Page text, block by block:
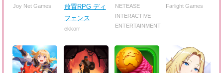
Joy Net Games
放置RPG ディ
フェンス
ekkorr
NETEASE
INTERACTIVE
ENTERTAINMENT
Farlight Games